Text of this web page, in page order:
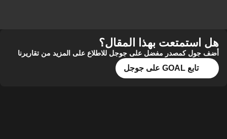
هل استمتعت بهذا المقال؟
أضف جول كمصدر مفضل على جوجل للاطلاع على المزيد من تقاريرنا
تابع GOAL على جوجل